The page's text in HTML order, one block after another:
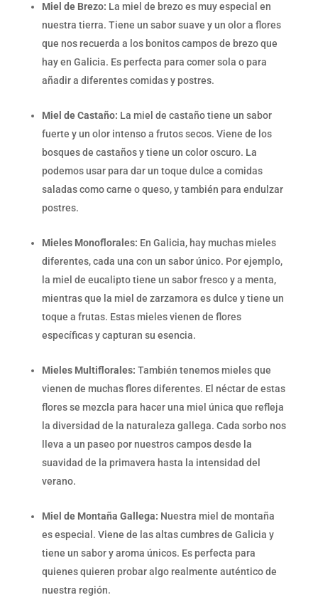
Miel de Brezo: La miel de brezo es muy especial en
nuestra tierra. Tiene un sabor suave y un olor a flores
que nos recuerda a los bonitos campos de brezo que
hay en Galicia. Es perfecta para comer sola o para
añadir a diferentes comidas y postres.
Miel de Castaño: La miel de castaño tiene un sabor
fuerte y un olor intenso a frutos secos. Viene de los
bosques de castaños y tiene un color oscuro. La
podemos usar para dar un toque dulce a comidas
saladas como carne o queso, y también para endulzar
postres.
Mieles Monoflorales: En Galicia, hay muchas mieles
diferentes, cada una con un sabor único. Por ejemplo,
la miel de eucalipto tiene un sabor fresco y a menta,
mientras que la miel de zarzamora es dulce y tiene un
toque a frutas. Estas mieles vienen de flores
específicas y capturan su esencia.
Mieles Multiflorales: También tenemos mieles que
vienen de muchas flores diferentes. El néctar de estas
flores se mezcla para hacer una miel única que refleja
la diversidad de la naturaleza gallega. Cada sorbo nos
lleva a un paseo por nuestros campos desde la
suavidad de la primavera hasta la intensidad del
verano.
Miel de Montaña Gallega: Nuestra miel de montaña
es especial. Viene de las altas cumbres de Galicia y
tiene un sabor y aroma únicos. Es perfecta para
quienes quieren probar algo realmente auténtico de
nuestra región.